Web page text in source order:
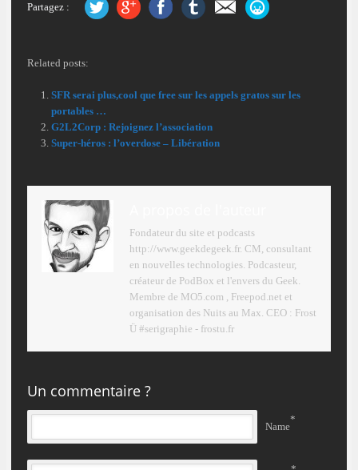
Partagez :
Related posts:
SFR serai plus,cool que free sur les appels gratos sur les
portables …
G2L2Corp : Rejoignez l’association
Super‑héros : l’overdose – Libération
Fondateur du site et podcasts
http://www.geekdegeek.fr. CM, consultant
en nouvelles technologies. Podcasteur,
créateur de PodBox et l'envers du Geek.
Membre de MO5.com , Freepod.net et
organisation des Nuits au Max. CEO : Frost
Ü #serigraphie - frostu.fr
Un commentaire ?
Name
*